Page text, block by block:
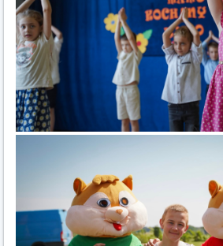
ZMARNUJ
SWOJEGO
ŻYCIA":